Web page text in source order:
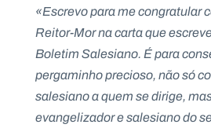
«Escrevo para me congratular
Reitor-Mor na carta que
Boletim Salesiano. É para
pergaminho precioso, não só
salesiano a quem se dirige,
evangelizador e salesiano do